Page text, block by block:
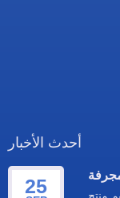
أحدث الأخبار
25